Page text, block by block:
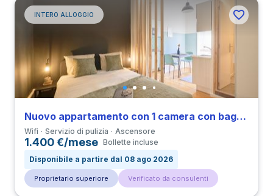
INTERO ALLOGGIO
Nuovo appartamento con 1 camera con bagno privato in Marquês de Pombal
Wifi Servizio di pulizia Ascensore
1.400 €/mese Bollette incluse
Disponibile a partire dal 08 ago 2026
Proprietario superiore Verificato da consulenti